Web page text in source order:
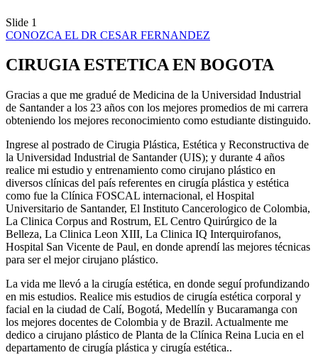
Slide 1
CONOZCA EL DR CESAR FERNANDEZ
CIRUGIA ESTETICA EN BOGOTA
Gracias a que me gradué de Medicina de la Universidad Industrial
de Santander a los 23 años con los mejores promedios de mi carrera
obteniendo los mejores reconocimiento como estudiante distinguido.
Ingrese al postrado de Cirugia Plástica, Estética y Reconstructiva de
la Universidad Industrial de Santander (UIS); y durante 4 años
realice mi estudio y entrenamiento como cirujano plástico en
diversos clínicas del país referentes en cirugía plástica y estética
como fue la Clínica FOSCAL internacional, el Hospital
Universitario de Santander, El Instituto Cancerologico de Colombia,
La Clinica Corpus and Rostrum, EL Centro Quirúrgico de la
Belleza, La Clinica Leon XIII, La Clinica IQ Interquirofanos,
Hospital San Vicente de Paul, en donde aprendí las mejores técnicas
para ser el mejor cirujano plástico.
La vida me llevó a la cirugía estética, en donde seguí profundizando
en mis estudios. Realice mis estudios de cirugía estética corporal y
facial en la ciudad de Calí, Bogotá, Medellín y Bucaramanga con
los mejores docentes de Colombia y de Brazil. Actualmente me
dedico a cirujano plástico de Planta de la Clínica Reina Lucia en el
departamento de cirugía plástica y cirugía estética..